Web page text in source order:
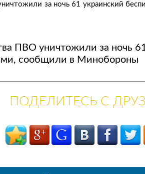
за ночь 61 украинский
ПВО уничтожили за ночь
сообщили в Минобороны
ПОДЕЛИТЕСЬ С